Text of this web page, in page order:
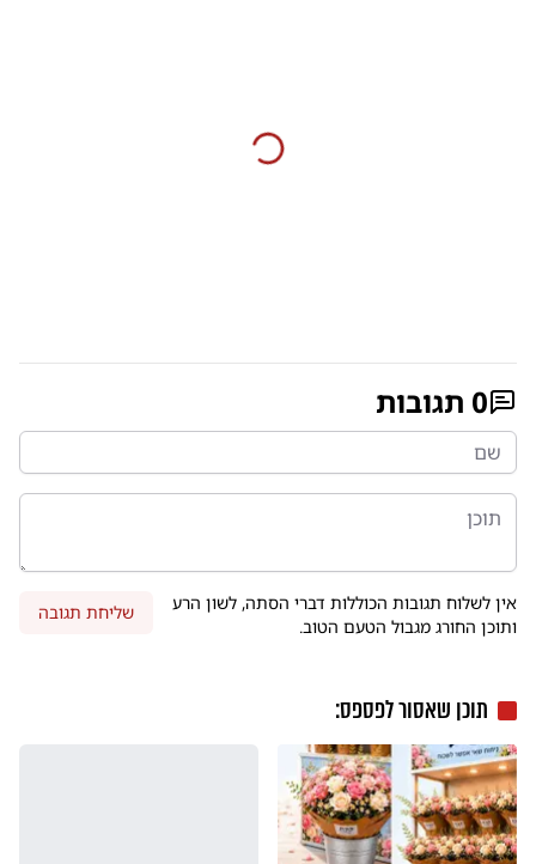
0 תגובות
אין לשלוח תגובות הכוללות דברי הסתה, לשון הרע
ותוכן החורג מגבול הטעם הטוב.
שליחת תגובה
תוכן שאסור לפספס: